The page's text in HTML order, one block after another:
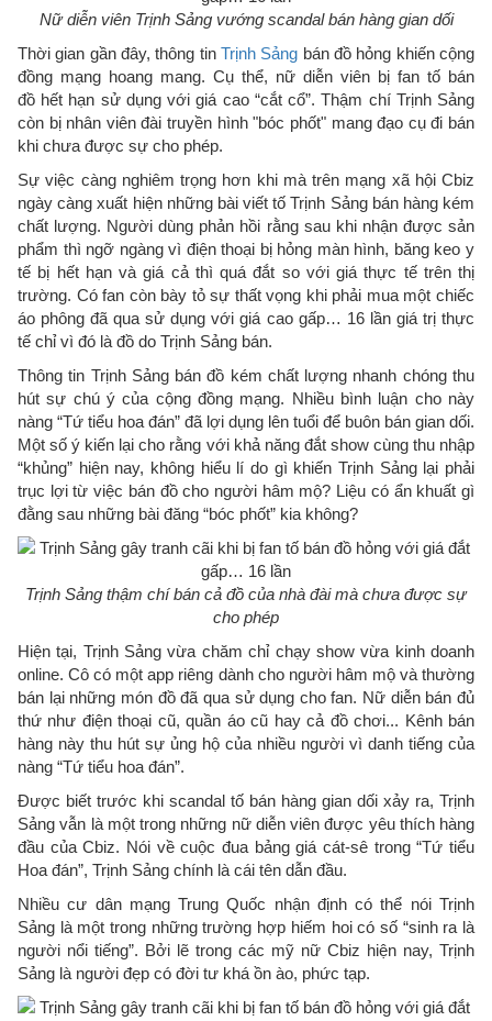
Nữ diễn viên Trịnh Sảng vướng scandal bán hàng gian dối
Thời gian gần đây, thông tin Trịnh Sảng bán đồ hỏng khiến cộng
đồng mạng hoang mang. Cụ thể, nữ diễn viên bị fan tố bán
đồ hết hạn sử dụng với giá cao “cắt cổ”. Thậm chí Trịnh Sảng
còn bị nhân viên đài truyền hình "bóc phốt" mang đạo cụ đi bán
khi chưa được sự cho phép.
Sự việc càng nghiêm trọng hơn khi mà trên mạng xã hội Cbiz
ngày càng xuất hiện những bài viết tố Trịnh Sảng bán hàng kém
chất lượng. Người dùng phản hồi rằng sau khi nhận được sản
phẩm thì ngỡ ngàng vì điện thoại bị hỏng màn hình, băng keo y
tế bị hết hạn và giá cả thì quá đắt so với giá thực tế trên thị
trường. Có fan còn bày tỏ sự thất vọng khi phải mua một chiếc
áo phông đã qua sử dụng với giá cao gấp… 16 lần giá trị thực
tế chỉ vì đó là đồ do Trịnh Sảng bán.
Thông tin Trịnh Sảng bán đồ kém chất lượng nhanh chóng thu
hút sự chú ý của cộng đồng mạng. Nhiều bình luận cho này
nàng “Tứ tiểu hoa đán” đã lợi dụng lên tuổi để buôn bán gian dối.
Một số ý kiến lại cho rằng với khả năng đắt show cùng thu nhập
“khủng” hiện nay, không hiểu lí do gì khiến Trịnh Sảng lại phải
trục lợi từ việc bán đồ cho người hâm mộ? Liệu có ẩn khuất gì
đằng sau những bài đăng “bóc phốt” kia không?
Trịnh Sảng thậm chí bán cả đồ của nhà đài mà chưa được sự
cho phép
Hiện tại, Trịnh Sảng vừa chăm chỉ chạy show vừa kinh doanh
online. Cô có một app riêng dành cho người hâm mộ và thường
bán lại những món đồ đã qua sử dụng cho fan. Nữ diễn bán đủ
thứ như điện thoại cũ, quần áo cũ hay cả đồ chơi... Kênh bán
hàng này thu hút sự ủng hộ của nhiều người vì danh tiếng của
nàng “Tứ tiểu hoa đán”.
Được biết trước khi scandal tố bán hàng gian dối xảy ra, Trịnh
Sảng vẫn là một trong những nữ diễn viên được yêu thích hàng
đầu của Cbiz. Nói về cuộc đua bảng giá cát-sê trong “Tứ tiểu
Hoa đán”, Trịnh Sảng chính là cái tên dẫn đầu.
Nhiều cư dân mạng Trung Quốc nhận định có thể nói Trịnh
Sảng là một trong những trường hợp hiếm hoi có số “sinh ra là
người nổi tiếng”. Bởi lẽ trong các mỹ nữ Cbiz hiện nay, Trịnh
Sảng là người đẹp có đời tư khá ồn ào, phức tạp.